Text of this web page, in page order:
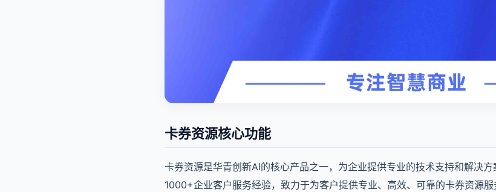
卡券资源核心功能
卡券资源是华青创新AI的核心产品之一，为企业提供专业的技术支持和解决
1000+企业客户服务经验，致力于为客户提供专业、高效、可靠的卡券资源服